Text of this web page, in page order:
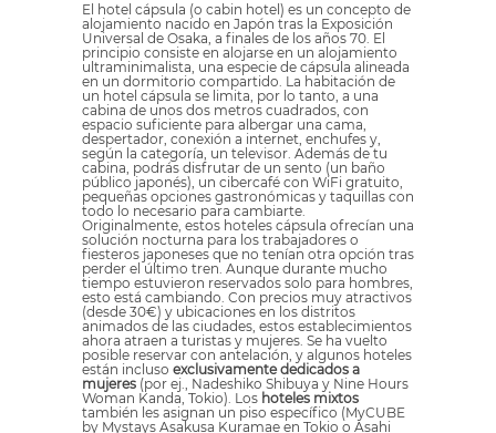
El hotel cápsula (o cabin hotel) es un concepto de
alojamiento nacido en Japón tras la Exposición
Universal de Osaka, a finales de los años 70. El
principio consiste en alojarse en un alojamiento
ultraminimalista, una especie de cápsula alineada
en un dormitorio compartido. La habitación de
un hotel cápsula se limita, por lo tanto, a una
cabina de unos dos metros cuadrados, con
espacio suficiente para albergar una cama,
despertador, conexión a internet, enchufes y,
según la categoría, un televisor. Además de tu
cabina, podrás disfrutar de un sento (un baño
público japonés), un cibercafé con WiFi gratuito,
pequeñas opciones gastronómicas y taquillas con
todo lo necesario para cambiarte.
Originalmente, estos hoteles cápsula ofrecían una
solución nocturna para los trabajadores o
fiesteros japoneses que no tenían otra opción tras
perder el último tren. Aunque durante mucho
tiempo estuvieron reservados solo para hombres,
esto está cambiando. Con precios muy atractivos
(desde 30€) y ubicaciones en los distritos
animados de las ciudades, estos establecimientos
ahora atraen a turistas y mujeres. Se ha vuelto
posible reservar con antelación, y algunos hoteles
están incluso exclusivamente dedicados a
mujeres (por ej., Nadeshiko Shibuya y Nine Hours
Woman Kanda, Tokio). Los hoteles mixtos
también les asignan un piso específico (MyCUBE
by Mystays Asakusa Kuramae en Tokio o Asahi